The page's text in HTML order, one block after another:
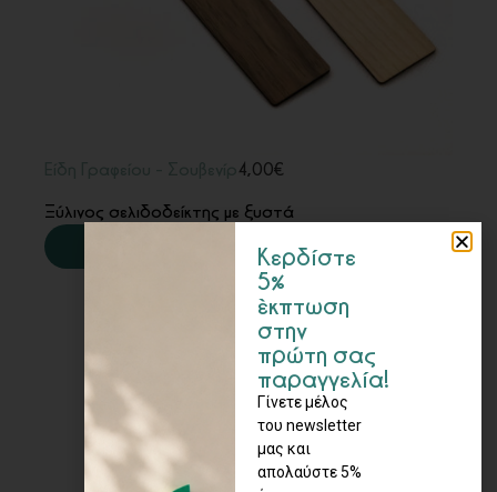
4,00€
Ξύλινος σελιδοδείκτης με ξυστά
ΠΕΡΙΣΣΟΤΕΡΑ
Κερδίστε
5%
έκπτωση
στην
πρώτη σας
παραγγελία!
Γίνετε μέλος
του newsletter
μας και
απολαύστε 5%